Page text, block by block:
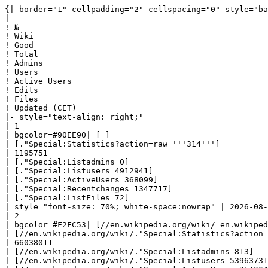
{| border="1" cellpadding="2" cellspacing="0" style="background: #f9f9f9; border: 1px solid #aaaaaa; border-collapse: collapse; white-space: nowrap; text-align: left" class="sortable"
|-
! №
! Wiki
! Good
! Total
! Admins
! Users
! Active Users
! Edits
! Files
! Updated (CET)
|- style="text-align: right;"
| 1
| bgcolor=#90EE90| [ ] 
| [."Special:Statistics?action=raw '''314''']
| 1195751
| [."Special:Listadmins 0]
| [."Special:Listusers 4912941]
| [."Special:ActiveUsers 368099]
| [."Special:Recentchanges 1347717]
| [."Special:ListFiles 72]
| style="font-size: 70%; white-space:nowrap" | 2026-08-07 05:55:03|- style="text-align: right;"
| 2
| bgcolor=#F2FC53| [//en.wikipedia.org/wiki/ en.wikipedia] 
| [//en.wikipedia.org/wiki/."Special:Statistics?action=raw '''7220297''']
| 66038011
| [//en.wikipedia.org/wiki/."Special:Listadmins 813]
| [//en.wikipedia.org/wiki/."Special:Listusers 53963731]
| [//en.wikipedia.org/wiki/."Special:ActiveUsers 251364]
| [//en.wikipedia.org/wiki/."Special:Recentchanges 1363323827]
| [//en.wikipedia.org/wiki/."Special:ListFiles 973643]
| style="font-size: 70%; white-space:nowrap" | 2026-08-07 00:00:06|- style="text-align: right;"
| 3
| bgcolor=#90EE90| [ ] 
| [."Special:Statistics?action=raw '''2623''']
| 1033173
| [."Special:Listadmins 1]
| [."Special:Listusers 925759]
| [."Special:ActiveUsers 155376]
| [."Special:Recentchanges 1328324]
| [."Special:ListFiles 2738]
| style="font-size: 70%; white-space:nowrap" | 2026-08-07 06:03:49|- style="text-align: right;"
| 4
| bgcolor=#90EE90| [ ] 
| [."Special:Statistics?action=raw '''1028''']
| 232245
| [."Special:Listadmins 1]
| [."Special:Listusers 233669]
| [."Special:ActiveUsers 135167]
| [."Special:Recentchanges 346493]
| [."Special:ListFiles 0]
| style="font-size: 70%; white-space:nowrap" | 2026-08-07 08:38:07|- style="text-align: right;"
| 5
| bgcolor=#90EE90| [ ] 
| [."Special:Statistics?action=raw '''25''']
| 509866
| [."Special:Listadmins 1]
| [."Special:Listusers 301634]
| [."Special:ActiveUsers 122120]
| [."Special:Recentchanges 1099826]
| [."Special:ListFiles 3]
| style="font-size: 70%; white-space:nowrap" | 2026-08-06 22:31:03|- style="text-align: right;"
| 6
| bgcolor=#90EE90| [ ] 
| [."Special:Statistics?action=raw '''81''']
| 276064
| [."Special:Listadmins 1]
| [."Special:Listusers 199694]
| [."Special:ActiveUsers 120882]
| [."Special:Recentchanges 1320516]
| [."Special:ListFiles 0]
| style="font-size: 70%; white-space:nowrap" | 2026-08-07 05:49:28|- style="text-align: right;"
| 7
| bgcolor=#90EE90| [ ] 
| [."Special:Statistics?action=raw '''68''']
| 339689
| [."Special:Listadmins 1]
| [."Special:Listusers 198948]
| [."Special:ActiveUsers 120414]
| [."Special:Recentchanges 669841]
| [."Special:ListFiles 107]
| style="font-size: 70%; white-space:nowrap" | 2026-08-07 06:23:25|- style="text-align: right;"
| 8
| bgcolor=#90EE90| [ ] 
| [."Special:Statistics?action=raw '''815''']
| 282865